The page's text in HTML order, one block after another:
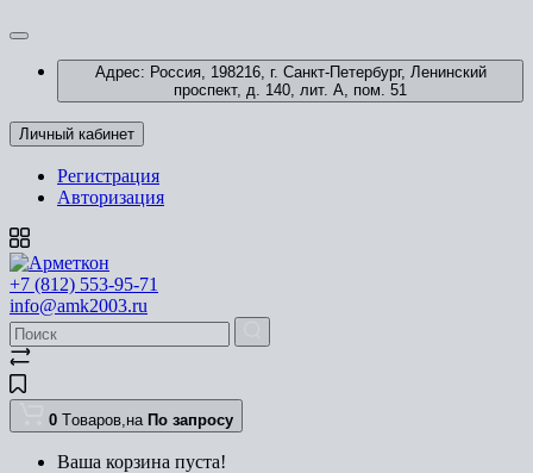
Адрес: Россия, 198216, г. Санкт-Петербург, Ленинский
проспект, д. 140, лит. А, пом. 51
Личный кабинет
Регистрация
Авторизация
+7 (812) 553-95-71
info@amk2003.ru
0 Tоваров,на По запросу
Ваша корзина пуста!